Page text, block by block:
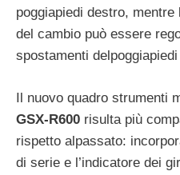
poggiapiedi destro, mentre
del cambio può essere
spostamenti
Il nuovo quadro strumenti
GSX-R600 risulta più
rispetto alpassato:
di serie e l’indicatore dei